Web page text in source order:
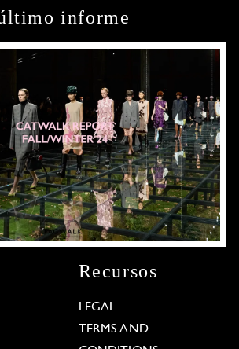
informe
Recursos
LEGAL
TERMS AND